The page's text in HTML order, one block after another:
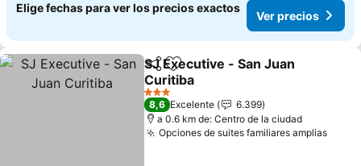
Elige fechas para ver los precios exactos
Ver precios
CompartirAgregar a favoritos
SJ Executive - San Juan
Curitiba
3 Estrellas
8,6 Excelente
6.399
a 0.6 km de: Centro de la ciudad
Opciones de suites familiares amplias